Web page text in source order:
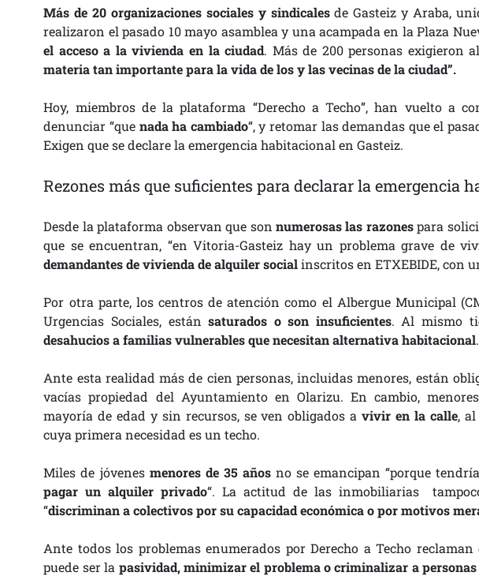
Más de 20 organizaciones sociales y sindicalesde Gasteiz y Araba,
realizaron el pasado 10 mayo asamblea y una acampada en la Plaza
el acceso a la vivienda en la ciudad. Más de 200 personas exigieron
materia tan importante para la vida de los y las vecinas de la ciudad”.
Hoy, miembros de la plataforma “Derecho a Techo”, han vuelto a
denunciar “que nada ha cambiado“, y retomar las demandas que el
Exigen que se declare la emergencia habitacional en Gasteiz.
Rezones más que suficientes para declarar la emergencia
Desde la plataforma observan que sonnumerosas las razonespara
que se encuentran, “en Vitoria-Gasteiz hay un problema grave de
demandantes de vivienda de alquiler socialinscritos en ETXEBIDE, con
Por otra parte, los centros de atención como el Albergue Municipal
Urgencias Sociales, estánsaturados o son insuficientes. Al mismo
desahucios a familias vulnerables que necesitan alternativa habitacional.
Ante esta realidad más de cien personas, incluidas menores, están
vacías propiedad del Ayuntamiento en Olarizu. En cambio,
mayoría de edad y sin recursos, se ven obligados avivir en la calle, al
cuya primera necesidad es un techo.
Miles de jóvenes menores de 35 añosno se emancipan “porque
pagar un alquiler privado“. La actitud de las inmobiliarias
“discriminan a colectivos por su capacidad económica o por motivos
Ante todos los problemas enumerados por Derecho a Techo
puede ser la pasividad, minimizar el problema o criminalizar a